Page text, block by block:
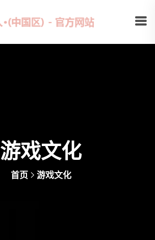
游戏文化
首页 游戏文化